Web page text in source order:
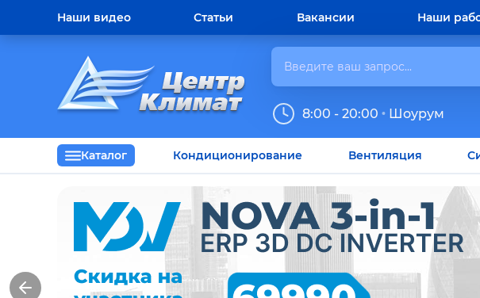
Наши видео Статьи Вакансии Наши
8:00 - 20:00 Шоурум
Каталог Кондиционирование Вентиляция